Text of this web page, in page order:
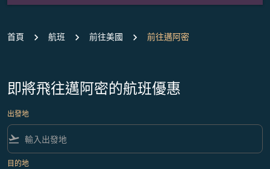
首頁 航班 前往美國 前往邁阿密
即將飛往邁阿密的航班優惠
出發地
flight_takeoff
目的地